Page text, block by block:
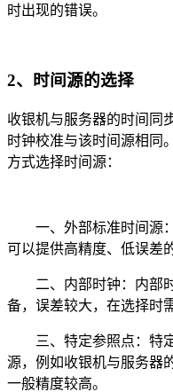
时出现的错误。
2、时间源的选择
收银机与服务器的时间同
时钟校准与该时间源相同
方式选择时间源：
一、外部标准时间源：
可以提供高精度、低误差
二、内部时钟：内部时
备，误差较大，在选择时
三、特定参照点：特定
源，例如收银机与服务器
一般精度较高。